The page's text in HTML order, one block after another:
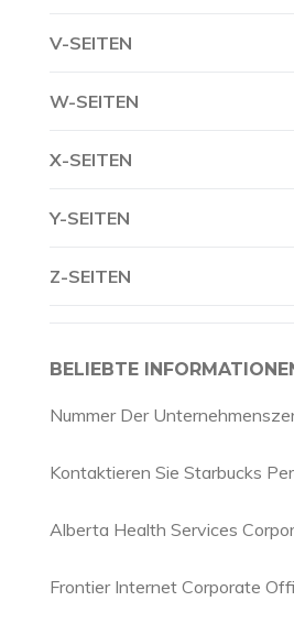
V-SEITEN
W-SEITEN
X-SEITEN
Y-SEITEN
Z-SEITEN
BELIEBTE
Nummer Der
Kontaktieren Sie Starbucks
Alberta Health Services
Frontier Internet Corporate